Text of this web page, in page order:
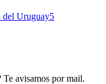
del Uruguay5
Te avisamos por mail.